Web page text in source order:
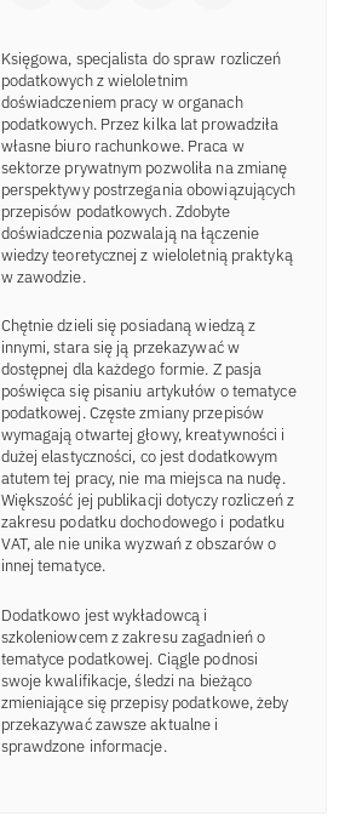
Księgowa, specjalista do spraw rozliczeń
podatkowych z wieloletnim
doświadczeniem pracy w organach
podatkowych. Przez kilka lat prowadziła
własne biuro rachunkowe. Praca w
sektorze prywatnym pozwoliła na zmianę
perspektywy postrzegania obowiązujących
przepisów podatkowych. Zdobyte
doświadczenia pozwalają na łączenie
wiedzy teoretycznej z wieloletnią praktyką
w zawodzie.
Chętnie dzieli się posiadaną wiedzą z
innymi, stara się ją przekazywać w
dostępnej dla każdego formie. Z pasja
poświęca się pisaniu artykułów o tematyce
podatkowej. Częste zmiany przepisów
wymagają otwartej głowy, kreatywności i
dużej elastyczności, co jest dodatkowym
atutem tej pracy, nie ma miejsca na nudę.
Większość jej publikacji dotyczy rozliczeń z
zakresu podatku dochodowego i podatku
VAT, ale nie unika wyzwań z obszarów o
innej tematyce.
Dodatkowo jest wykładowcą i
szkoleniowcem z zakresu zagadnień o
tematyce podatkowej. Ciągle podnosi
swoje kwalifikacje, śledzi na bieżąco
zmieniające się przepisy podatkowe, żeby
przekazywać zawsze aktualne i
sprawdzone informacje.